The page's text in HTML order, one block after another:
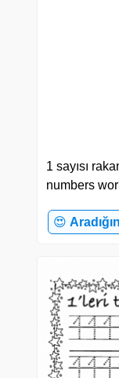
1 sayısı
numbers
😍